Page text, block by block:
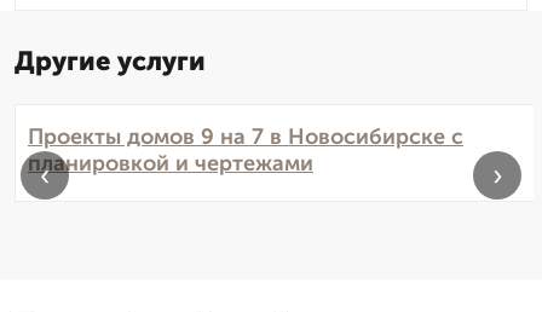
Другие услуги
Проекты домов 9 на 7 в Новосибирске с
планировкой и чертежами
‹ ›